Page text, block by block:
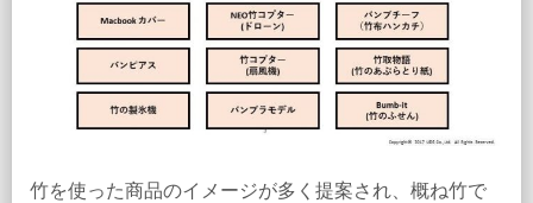
竹を使った商品のイメージが多く提案され、概ね竹で